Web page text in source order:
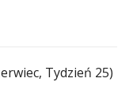
Tydzień 25)